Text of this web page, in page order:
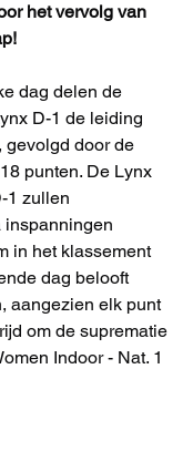
het vervolg van
dag delen de
D-1 de leiding
gevolgd door de
punten. De Lynx
1 zullen
inspanningen
in het klassement
dag belooft
aangezien elk punt
om de suprematie
Indoor - Nat. 1